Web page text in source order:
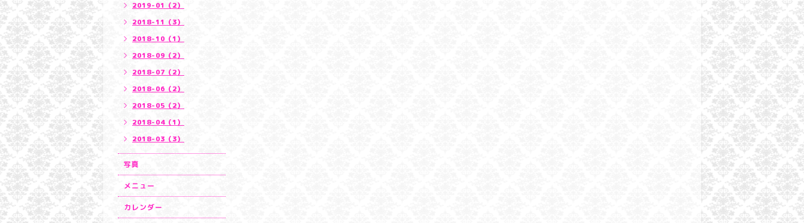
2019-01（2）
2018-11（3）
2018-10（1）
2018-09（2）
2018-07（2）
2018-06（2）
2018-05（2）
2018-04（1）
2018-03（3）
写真
メニュー
カレンダー